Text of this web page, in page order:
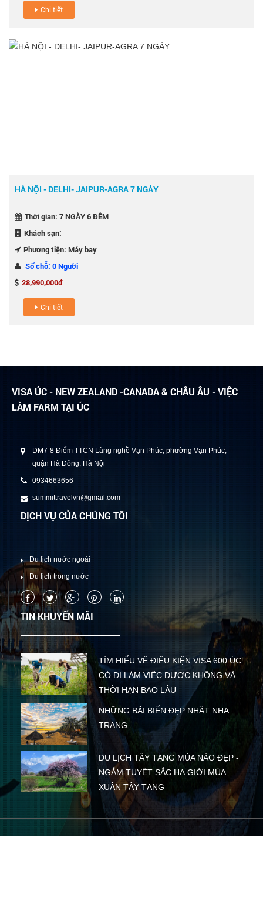
Chi tiết
HÀ NỘI - DELHI- JAIPUR-AGRA 7 NGÀY
Thời gian: 7 NGÀY 6 ĐÊM
Khách sạn:
Phương tiện: Máy bay
Số chỗ: 0 Người
28,990,000đ
Chi tiết
VISA ÚC - NEW ZEALAND -CANADA & CHÂU ÂU - VIỆC
LÀM FARM TẠI ÚC
DM7-8 Điểm TTCN Làng nghề Vạn Phúc, phường Vạn Phúc,
quận Hà Đông, Hà Nội
0934663656
summittravelvn@gmail.com
DỊCH VỤ CỦA CHÚNG TÔI
Du lịch nước ngoài
Du lịch trong nước
TIN KHUYẾN MÃI
TÌM HIỂU VỀ ĐIỀU KIỆN VISA 600 ÚC
CÓ ĐI LÀM VIỆC ĐƯỢC KHÔNG VÀ
THỜI HẠN BAO LÂU
NHỮNG BÃI BIỂN ĐẸP NHẤT NHA
TRANG
DU LỊCH TÂY TẠNG MÙA NÀO ĐẸP -
NGẮM TUYỆT SẮC HẠ GIỚI MÙA
XUÂN TÂY TẠNG